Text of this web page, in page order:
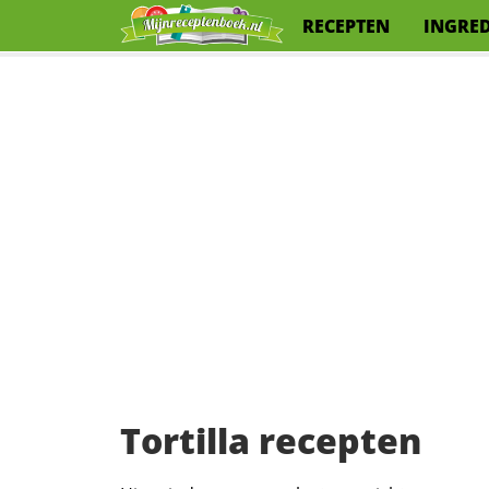
RECEPTEN
Tortilla recepten